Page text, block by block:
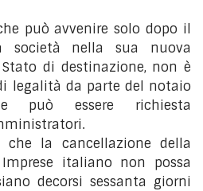
può avvenire solo dopo il
società nella sua nuova
di destinazione, non è
legalità da parte del notaio
può essere richiesta
che la cancellazione della
italiano non possa
decorsi sessanta giorni